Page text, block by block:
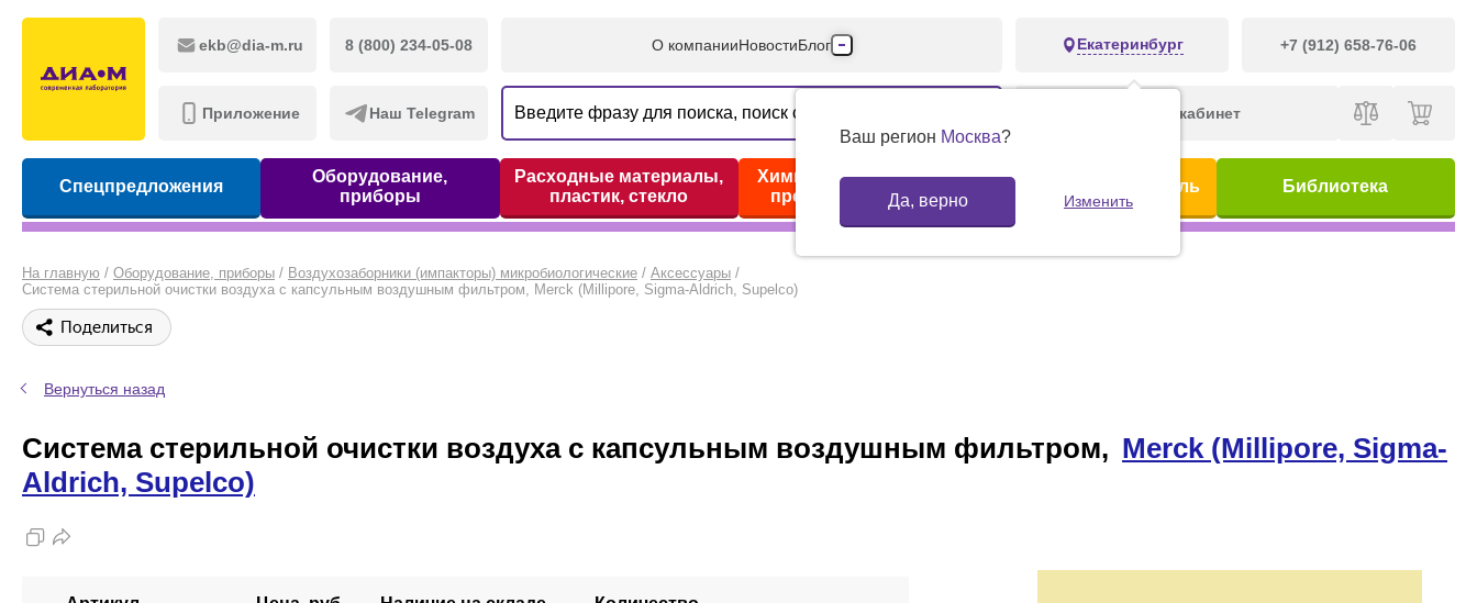
ekb@dia-m.ru 8 (800) 234-05-08
Приложение Наш Telegram
О компанииНовостиБлог
Производители
Партнеры
Контакты
Екатеринбург +7 (912) 658-76-06
Ваш регион Москва?
Да, верно Изменить
Личный кабинет
Спецпредложения
Оборудование,
приборы
Расходные материалы,
пластик, стекло
Химические реактивы,
препараты, наборы
Предметный указатель Библиотека
На главную / Оборудование, приборы / Воздухозаборники (импакторы) микробиологические / Аксессуары /
Система стерильной очистки воздуха с капсульным воздушным фильтром, Merck (Millipore, Sigma-Aldrich, Supelco)
Поделиться
Вернуться назад
Система стерильной очистки воздуха с капсульным воздушным фильтром, Merck (Millipore, Sigma-
Aldrich, Supelco)